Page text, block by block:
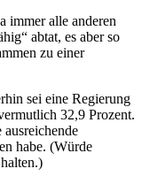
immer alle anderen
abtat, es aber so
zu einer
sei eine Regierung
32,9 Prozent.
habe. (Würde